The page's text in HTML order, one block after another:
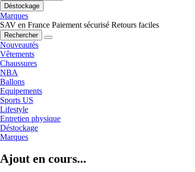
Déstockage
Marques
SAV en France Paiement sécurisé Retours faciles
Rechercher
Nouveautés
Vêtements
Chaussures
NBA
Ballons
Equipements
Sports US
Lifestyle
Entretien physique
Déstockage
Marques
Ajout en cours...